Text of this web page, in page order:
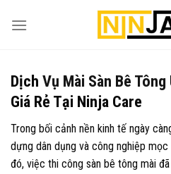
Dịch Vụ Mài Sàn Bê Tông
Giá Rẻ Tại Ninja Care
Trong bối cảnh nền kinh tế ngày
dựng dân dụng và công nghiệp
đó, việc thi công sàn bê tông mài